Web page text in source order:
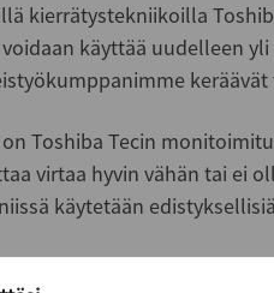
kierrätystekniikoilla
käyttää uudelleen
Toshiba Tecin
virtaa hyvin vähän tai ei
käytetään
kompensoi